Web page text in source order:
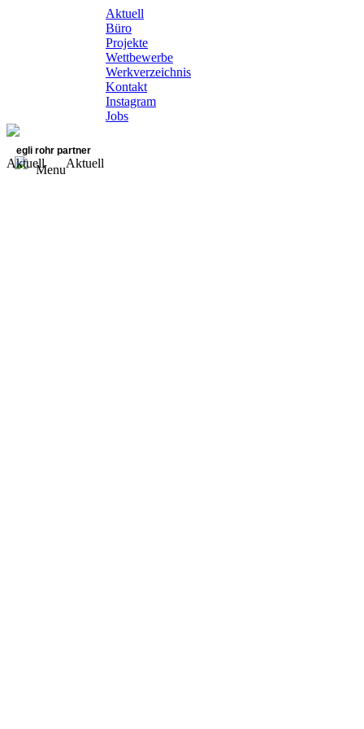
Aktuell
Büro
Projekte
Wettbewerbe
Werkverzeichnis
Kontakt
Instagram
Jobs
egli rohr partner
Menu
Aktuell Aktuell